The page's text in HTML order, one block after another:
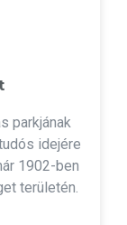
parkjának
idejére
1902-ben
területén.